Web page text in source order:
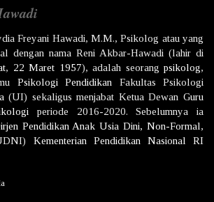
Freyani Hawadi, M.M., Psikolog atau yang
dengan nama Reni Akbar-Hawadi (lahir di
, 22 Maret 1957), adalah seorang psikolog,
Psikologi Pendidikan Fakultas Psikologi
(UI) sekaligus menjabat Ketua DewanGuru
periode 2016-2020. Sebelumnya ia
Pendidikan Anak Usia Dini, Non-Formal,
Kementerian Pendidikan Nasional
RI